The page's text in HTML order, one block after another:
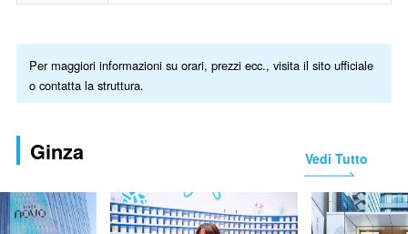
Per maggiori informazioni su orari, prezzi ecc., visita il sito ufficiale
o contatta la struttura.
Ginza Vedi Tutto